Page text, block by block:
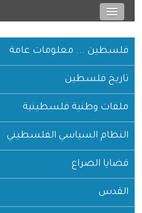
فلسطين ... معلومات عامة
تاريخ فلسطين
ملفات وطنية فلسطينية
النظام السياسي الفلسطيني
قضايا الصراع
القدس